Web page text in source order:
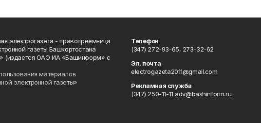
электрогазета - правопреемница
газеты Башкортостана
(издается ОАО ИА «Башинформ» с
материалов
электронной газеты»
Телефон
(347) 272-93-65, 273-32-62
Эл. почта
electrogazeta2011@gmail.com
Рекламная служба
(347) 250-11-11 adv@bashinform.ru